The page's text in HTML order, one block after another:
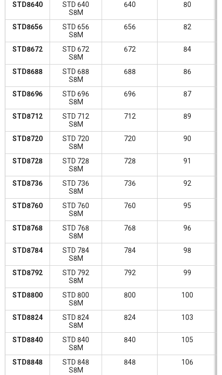
STD8640
STD 640
S8M
640 80
STD8656
STD 656
S8M
656 82
STD8672
STD 672
S8M
672 84
STD8688
STD 688
S8M
688 86
STD8696
STD 696
S8M
696 87
STD8712
STD 712
S8M
712 89
STD8720
STD 720
S8M
720 90
STD8728
STD 728
S8M
728 91
STD8736
STD 736
S8M
736 92
STD8760
STD 760
S8M
760 95
STD8768
STD 768
S8M
768 96
STD8784
STD 784
S8M
784 98
STD8792
STD 792
S8M
792 99
STD8800
STD 800
S8M
800 100
STD8824
STD 824
S8M
824 103
STD8840
STD 840
S8M
840 105
STD8848
STD 848
S8M
848 106